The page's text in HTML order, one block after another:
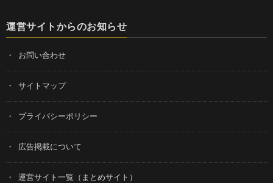
運営サイトからのお知らせ
お問い合わせ
サイトマップ
プライバシーポリシー
広告掲載について
運営サイト一覧（まとめサイト）